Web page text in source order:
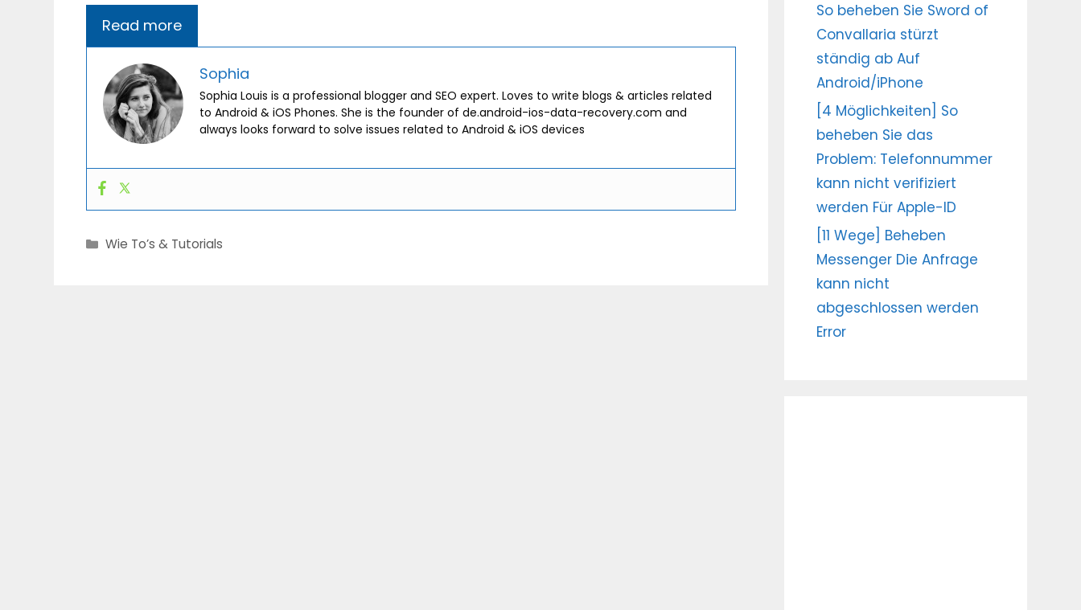
Read more
Sophia
Sophia Louis is a professional blogger and SEO expert. Loves to write blogs & articles related
to Android & iOS Phones. She is the founder of de.android-ios-data-recovery.com and
always looks forward to solve issues related to Android & iOS devices
Categories
Wie To’s & Tutorials
So beheben Sie Sword of
Convallaria stürzt
ständig ab Auf
Android/iPhone
[4 Möglichkeiten] So
beheben Sie das
Problem: Telefonnummer
kann nicht verifiziert
werden Für Apple-ID
[11 Wege] Beheben
Messenger Die Anfrage
kann nicht
abgeschlossen werden
Error